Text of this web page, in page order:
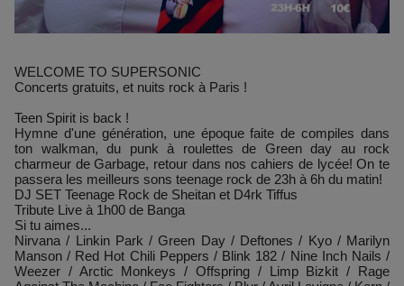
WELCOME TO SUPERSONIC
Concerts gratuits, et nuits rock à Paris !
Teen Spirit is back !
Hymne d'une génération, une époque faite de compiles dans
ton walkman, du punk à roulettes de Green day au rock
charmeur de Garbage, retour dans nos cahiers de lycée! On te
passera les meilleurs sons teenage rock de 23h à 6h du matin!
DJ SET Teenage Rock de Sheitan et D4rk Tiffus
Tribute Live à 1h00 de Banga
Si tu aimes...
Nirvana / Linkin Park / Green Day / Deftones / Kyo / Marilyn
Manson / Red Hot Chili Peppers / Blink 182 / Nine Inch Nails /
Weezer / Arctic Monkeys / Offspring / Limp Bizkit / Rage